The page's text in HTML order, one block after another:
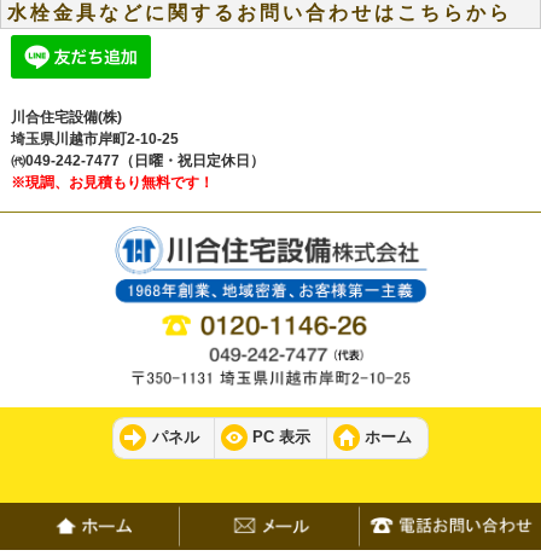
水栓金具などに関するお問い合わせはこちらから
川合住宅設備(株)
埼玉県川越市岸町2-10-25
㈹049-242-7477（日曜・祝日定休日）
※現調、お見積もり無料です！
パネル PC 表示 ホーム